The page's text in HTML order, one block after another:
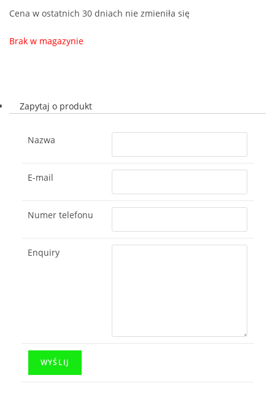
Cena w ostatnich 30 dniach nie zmieniła się
Brak w magazynie
Zapytaj o produkt
Nazwa
E-mail
Numer telefonu
Enquiry